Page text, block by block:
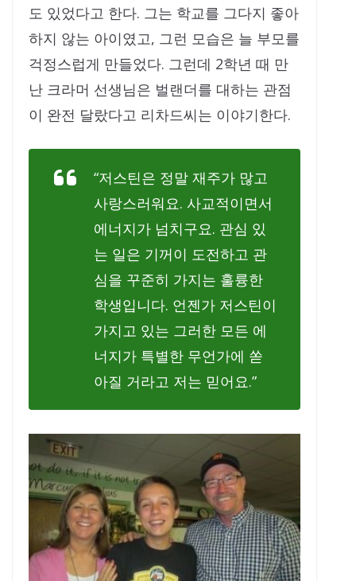
도 있었다고 한다. 그는 학교를 그다지 좋아
하지 않는 아이였고, 그런 모습은 늘 부모를
걱정스럽게 만들었다. 그런데 2학년 때 만
난 크라머 선생님은 벌랜더를 대하는 관점
이 완전 달랐다고 리차드씨는 이야기한다.
“저스틴은 정말 재주가 많고
사랑스러워요. 사교적이면서
에너지가 넘치구요. 관심 있
는 일은 기꺼이 도전하고 관
심을 꾸준히 가지는 훌륭한
학생입니다. 언젠가 저스틴이
가지고 있는 그러한 모든 에
너지가 특별한 무언가에 쏟
아질 거라고 저는 믿어요.”